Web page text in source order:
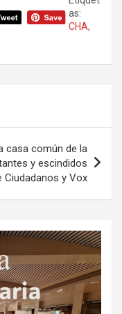
as:
CHA,
casa común de la
y escindidos
Ciudadanos y Vox